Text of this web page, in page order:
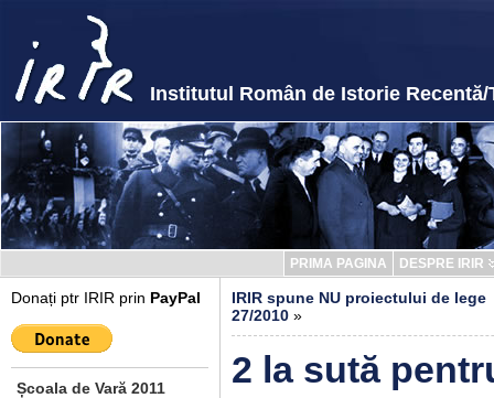
Institutul Român de Istorie
PRIMA PAGINA DESPRE IRIR
Donați ptr IRIR prin PayPal
Școala de Vară 2011
IRIR spune NU proiectului de lege
27/2010 »
2 la sută